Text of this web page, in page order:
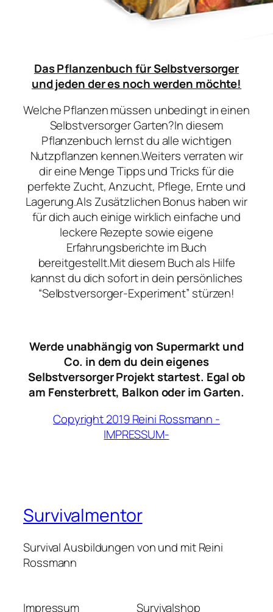
Das Pflanzenbuch für Selbstversorger
und jeden der es noch werden möchte!
Welche Pflanzen müssen unbedingt in einen
Selbstversorger Garten?In diesem
Pflanzenbuch lernst du alle wichtigen
Nutzpflanzen kennen.Weiters verraten wir
dir eine Menge Tipps und Tricks für die
perfekte Zucht, Anzucht, Pflege, Ernte und
Lagerung.Als Zusätzlichen Bonus haben wir
für dich auch einige wirklich einfache und
leckere Rezepte sowie eigene
Erfahrungsberichte im Buch
bereitgestellt.Mit diesem Buch als Hilfe
kannst du dich sofort in dein persönliches
“Selbstversorger-Experiment” stürzen!
Werde unabhängig von Supermarkt und
Co. in dem du dein eigenes
Selbstversorger Projekt startest. Egal ob
am Fensterbrett, Balkon oder im Garten.
Copyright 2019 Reini Rossmann -
IMPRESSUM-
Survivalmentor
Survival Ausbildungen von und mit Reini
Rossmann
Impressum Survivalshop